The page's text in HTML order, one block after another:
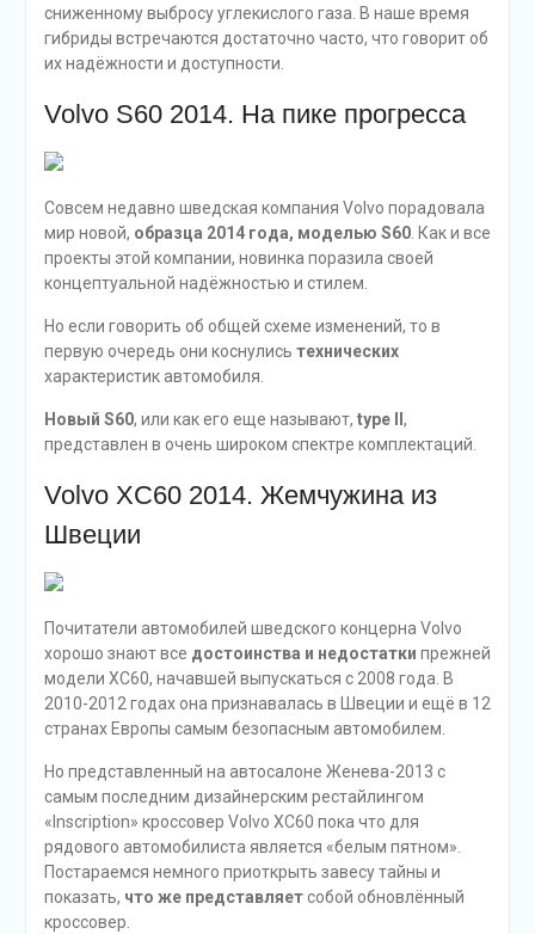
сниженному выбросу углекислого газа. В наше время
гибриды встречаются достаточно часто, что говорит об
их надёжности и доступности.
Volvo S60 2014. На пике прогресса
Совсем недавно шведская компания Volvo порадовала
мир новой, образца 2014 года, моделью S60. Как и все
проекты этой компании, новинка поразила своей
концептуальной надёжностью и стилем.
Но если говорить об общей схеме изменений, то в
первую очередь они коснулись технических
характеристик автомобиля.
Новый S60, или как его еще называют, type II ,
представлен в очень широком спектре комплектаций.
Volvo XC60 2014. Жемчужина из
Швеции
Почитатели автомобилей шведского концерна Volvo
хорошо знают все достоинства и недостатки прежней
модели XC60, начавшей выпускаться с 2008 года. В
2010-2012 годах она признавалась в Швеции и ещё в 12
странах Европы самым безопасным автомобилем.
Но представленный на автосалоне Женева-2013 с
самым последним дизайнерским рестайлингом
«Inscription» кроссовер Volvo XC60 пока что для
рядового автомобилиста является «белым пятном».
Постараемся немного приоткрыть завесу тайны и
показать, что же представляетсобой обновлённый
кроссовер.